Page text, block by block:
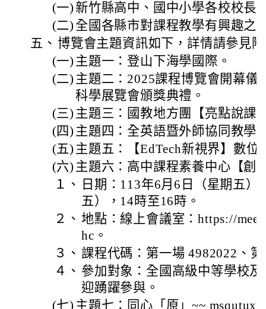
(一) 新竹縣高中、國中小學各校校長
(二) 全國各縣市對課程教學有興趣之
五、 博覽會主題資訊如下，詳情請參見
(一) 主題一：登山下海學國際。
(二) 主題二：2025課程博覽會開幕儀
科學展覽會頒獎典禮。
(三) 主題三：國教地方團【亮點說課
(四) 主題四：全英語暨外師協同教學
(五) 主題五：【EdTech新視界】數位
(六) 主題六：高中課程素養中心【創
１、
日期：113年6月6日（星期五）
五），14時至16時。
２、 地點：線上會議室：https://
hc。
３、 課程代碼：第一場 4982022、
４、 參加對象：全國高級中等學校
迎踴躍參與。
(七) 主題七：同心「原」~~ msqutux